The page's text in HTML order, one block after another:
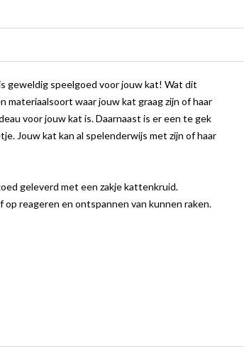
geweldig speelgoed voor jouw kat! Wat dit
materiaalsoort waar jouw kat graag zijn of haar
voor jouw kat is. Daarnaast is er een te gek
Jouw kat kan al spelenderwijs met zijn of haar
geleverd met een zakje kattenkruid.
reageren en ontspannen van kunnen raken.